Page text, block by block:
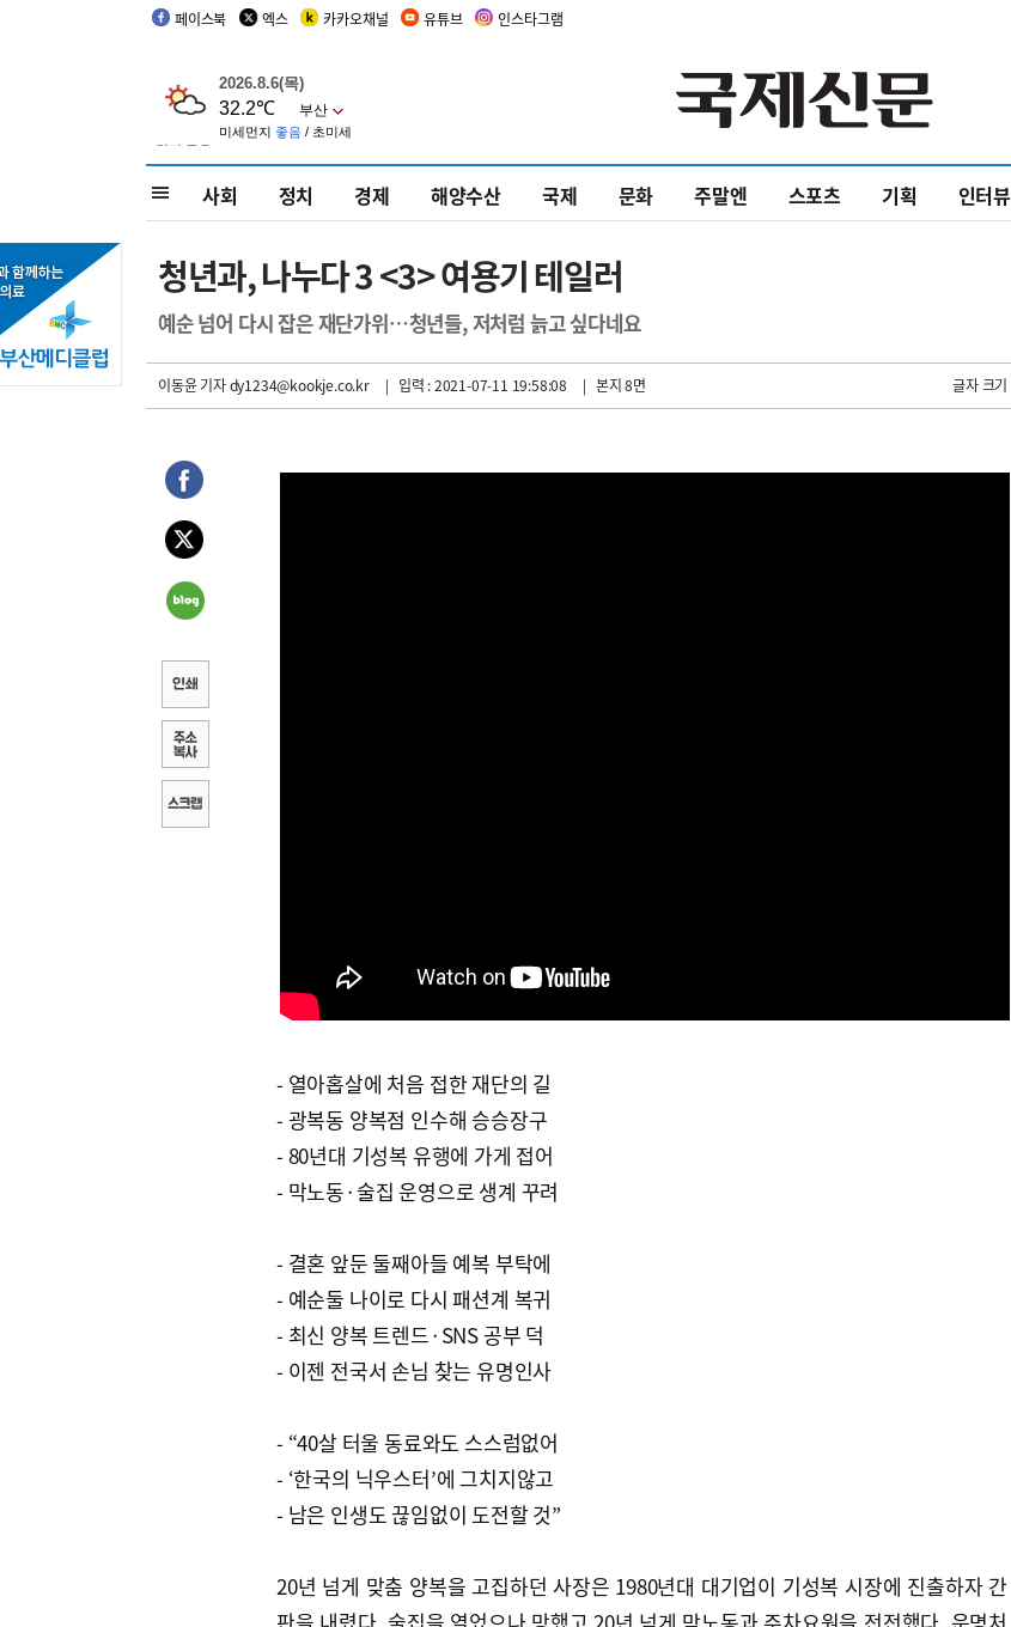
페이스북 엑스 카카오채널 유튜브 인스타그램
사회 정치 경제 해양수산 국제 문화 주말엔 스포츠 기획 인터뷰
청년과, 나누다 3 <3> 여용기 테일러
예순 넘어 다시 잡은 재단가위…청년들, 저처럼 늙고 싶다네요
이동윤 기자dy1234@kookje.co.kr | 입력 : 2021-07-11 19:58:08 | 본지 8면 글자 크기
- 열아홉살에 처음 접한 재단의 길
- 광복동 양복점 인수해 승승장구
- 80년대 기성복 유행에 가게 접어
- 막노동·술집 운영으로 생계 꾸려
- 결혼 앞둔 둘째아들 예복 부탁에
- 예순둘 나이로 다시 패션계 복귀
- 최신 양복 트렌드·SNS 공부 덕
- 이젠 전국서 손님 찾는 유명인사
- “40살 터울 동료와도 스스럼없어
- ‘한국의 닉우스터’에 그치지않고
- 남은 인생도 끊임없이 도전할 것”
20년 넘게 맞춤 양복을 고집하던 사장은 1980년대 대기업이 기성복 시장에 진출하자 간